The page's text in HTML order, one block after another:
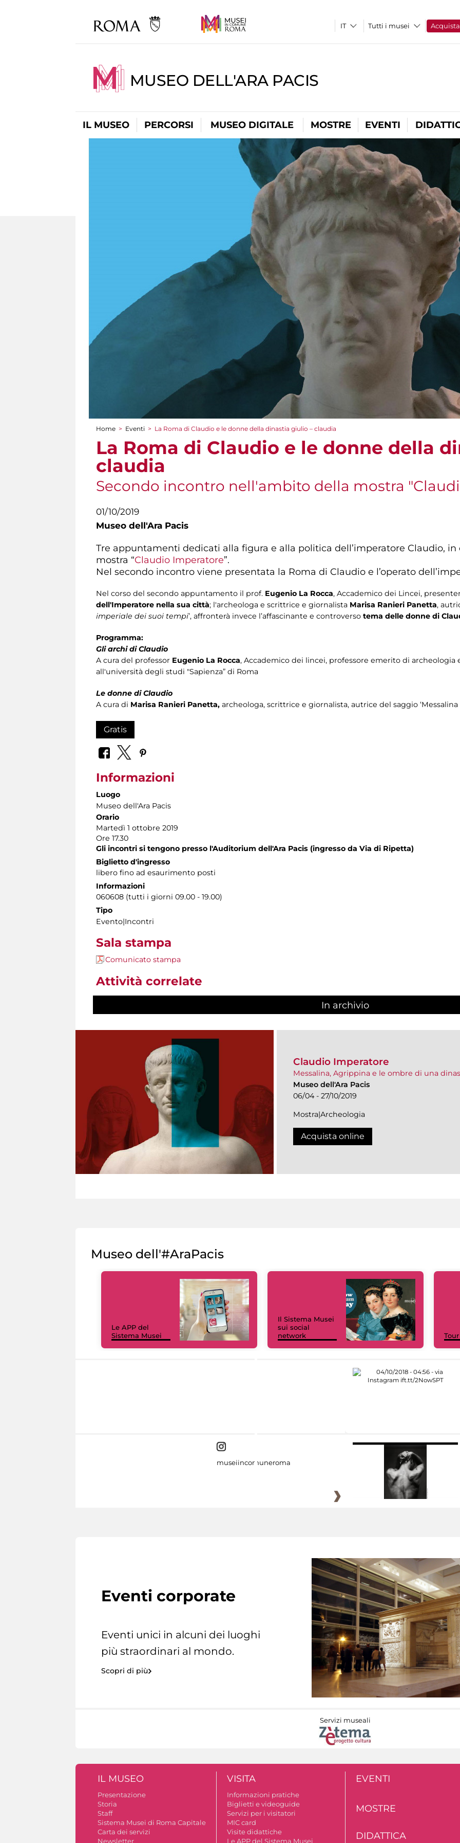
Tutti i musei Acquista
MUSEO DELL'ARA PACIS
IL MUSEO PERCORSI MUSEO DIGITALE MOSTRE EVENTI
Tu sei qui
Home > Eventi > La Roma di Claudio e le donne della dinastia giulio – claudia
La Roma di Claudio e le donne della
claudia
Secondo incontro nell'ambito della mostra
01/10/2019
Museo dell'Ara Pacis
Tre appuntamenti dedicati alla figura e alla politica dell’imperatore Claudio, in
mostra “Claudio Imperatore”.
Nel secondo incontro viene presentata la Roma di Claudio e l’operato
Nel corso del secondo appuntamento il prof. Eugenio La Rocca, Accademico dei Lincei,
dell'Imperatore nella sua città; l'archeologa e scrittrice e giornalista Marisa Ranieri Panetta,
imperiale dei suoi tempi’, affronterà invece l’affascinante e controverso tema delle donne di
Programma:
Gli archi di Claudio
A cura del professor Eugenio La Rocca, Accademico dei lincei, professore emerito di archeologia
all'università degli studi "Sapienza” di Roma
Le donne di Claudio
A cura di Marisa Ranieri Panetta, archeologa, scrittrice e giornalista, autrice del saggio
Gratis
Informazioni
Luogo
Museo dell'Ara Pacis
Orario
Martedì 1 ottobre 2019
Ore 17.30
Gli incontri si tengono presso l'Auditorium dell'Ara Pacis (ingresso da Via di Ripetta)
Biglietto d'ingresso
libero fino ad esaurimento posti
Informazioni
060608 (tutti i giorni 09.00 - 19.00)
Tipo
Evento|Incontri
Sala stampa
Comunicato stampa
Attività correlate
In archivio
Claudio Imperatore
Messalina, Agrippina e le ombre di una
Museo dell'Ara Pacis
06/04 - 27/10/2019
Mostra|Archeologia
Acquista online
Museo dell'#AraPacis
Le APP del
Sistema Musei
Il Sistema Musei
sui social
network
museiincomuneroma
Eventi corporate
Eventi unici in alcuni dei luoghi
più straordinari al mondo.
Scopri di più
Servizi museali
IL MUSEO
Presentazione
Storia
Staff
Sistema Musei di Roma Capitale
Carta dei servizi
Newsletter
VISITA
Informazioni pratiche
Biglietti e videoguide
Servizi per i visitatori
MIC card
Visite didattiche
Le APP del Sistema Musei
EVENTI
MOSTRE
DIDATTICA